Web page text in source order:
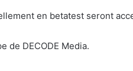
en betatest seront
de DECODE Media.